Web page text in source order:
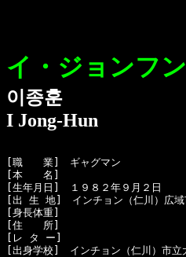
イ・ジョンフン
이종훈
I Jong-Hun
[職　　業]　ギャグマン
[本　　名]
[生年月日]　１９８２年９月２日
[出 生 地]　インチョン（仁川）広域
[身長体重]
[住　　所]
[レ タ ー]
[出身学校]　インチョン（仁川）市